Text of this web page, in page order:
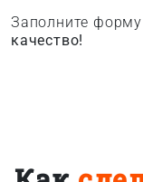
Заполните
качество!